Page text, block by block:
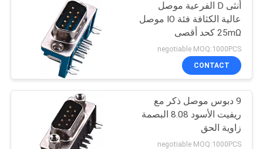
سلك إلى مجلس
موصل
128
23
أنثى D الفرعية موصل
عالية الكثافة فئة IO موصل
25mΩ كحد أقصى
negotiable MOQ:1000PCS
CONTACT
9 دبوس موصل ذكر مع
ريفيت الأسود 8.08 البصمة
زاوية الحق
negotiable MOQ:1000PCS